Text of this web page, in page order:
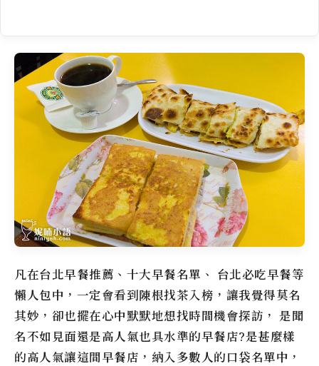
凡在台北早餐推薦、十大早餐名單、 台北必吃早餐等
懶人包中，一定會看到陳根找茶入榜，讓我覺得莫名
其妙，卻也擺在心中默默地想找時間機會探訪， 是聞
名不如見面還是高人氣也具水準的早餐店?是甚麼樣
的高人氣讓這間早餐店，納入多數人的口袋名單中，